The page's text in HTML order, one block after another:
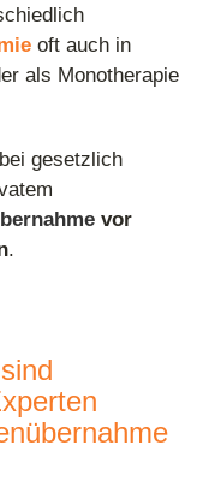
oft auch in
als Monotherapie
gesetzlich
vor
.